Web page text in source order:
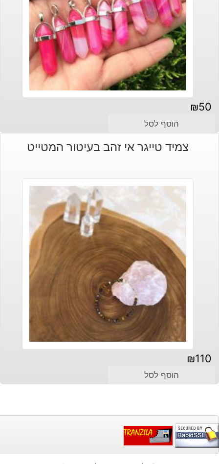
₪50
הוסף לסל
צמיד טייגר אי זהב בעיטור המטייט
₪110
הוסף לסל